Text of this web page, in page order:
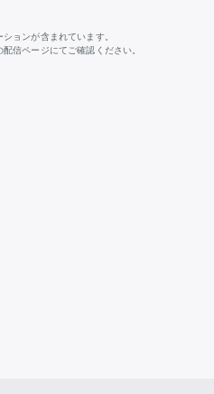
ョンが含まれています。
信ページにてご確認ください。